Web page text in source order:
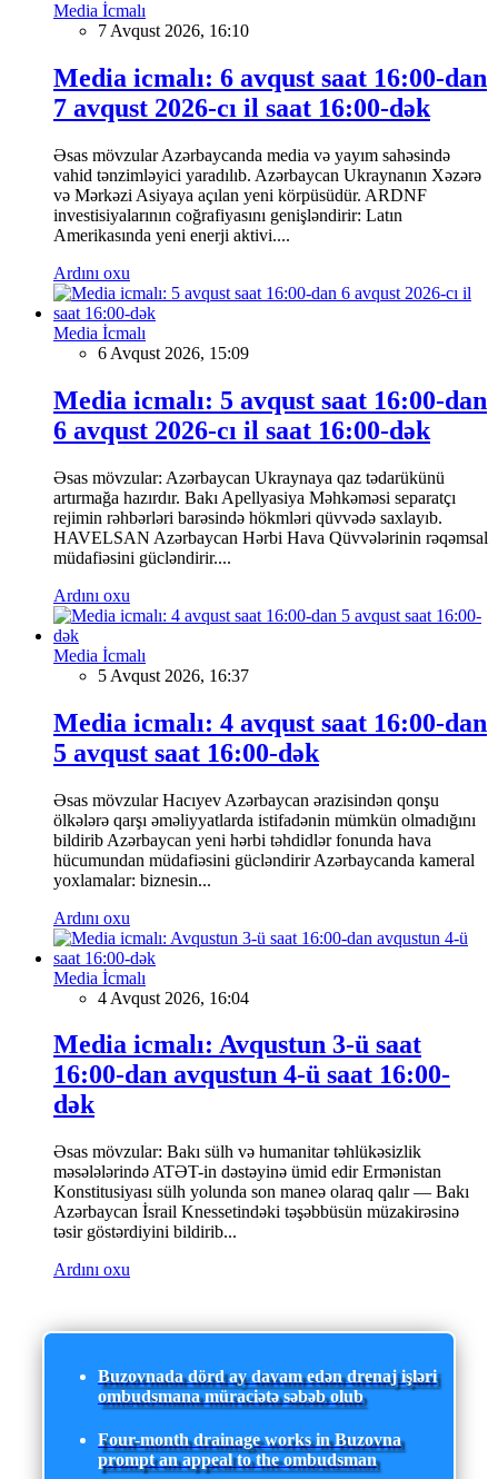
Media İcmalı
7 Avqust 2026, 16:10
Media icmalı: 6 avqust saat 16:00-dan
7 avqust 2026-cı il saat 16:00-dək
Əsas mövzular Azərbaycanda media və yayım sahəsində
vahid tənzimləyici yaradılıb. Azərbaycan Ukraynanın Xəzərə
və Mərkəzi Asiyaya açılan yeni körpüsüdür. ARDNF
investisiyalarının coğrafiyasını genişləndirir: Latın
Amerikasında yeni enerji aktivi....
Ardını oxu
Media İcmalı
6 Avqust 2026, 15:09
Media icmalı: 5 avqust saat 16:00-dan
6 avqust 2026-cı il saat 16:00-dək
Əsas mövzular: Azərbaycan Ukraynaya qaz tədarükünü
artırmağa hazırdır. Bakı Apellyasiya Məhkəməsi separatçı
rejimin rəhbərləri barəsində hökmləri qüvvədə saxlayıb.
HAVELSAN Azərbaycan Hərbi Hava Qüvvələrinin rəqəmsal
müdafiəsini gücləndirir....
Ardını oxu
Media İcmalı
5 Avqust 2026, 16:37
Media icmalı: 4 avqust saat 16:00-dan
5 avqust saat 16:00-dək
Əsas mövzular Hacıyev Azərbaycan ərazisindən qonşu
ölkələrə qarşı əməliyyatlarda istifadənin mümkün olmadığını
bildirib Azərbaycan yeni hərbi təhdidlər fonunda hava
hücumundan müdafiəsini gücləndirir Azərbaycanda kameral
yoxlamalar: biznesin...
Ardını oxu
Media İcmalı
4 Avqust 2026, 16:04
Media icmalı: Avqustun 3-ü saat
16:00-dan avqustun 4-ü saat 16:00-
dək
Əsas mövzular: Bakı sülh və humanitar təhlükəsizlik
məsələlərində ATƏT-in dəstəyinə ümid edir Ermənistan
Konstitusiyası sülh yolunda son maneə olaraq qalır — Bakı
Azərbaycan İsrail Knessetindəki təşəbbüsün müzakirəsinə
təsir göstərdiyini bildirib...
Ardını oxu
Buzovnada dörd ay davam edən drenaj işləri
ombudsmana müraciətə səbəb olub
Four-month drainage works in Buzovna
prompt an appeal to the ombudsman